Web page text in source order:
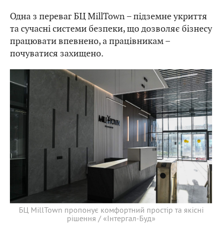
Одна з переваг БЦ MillTown – підземне укриття
та сучасні системи безпеки, що дозволяє бізнесу
працювати впевнено, а працівникам –
почуватися захищено.
БЦ MillTown пропонує комфортний простір та якісні
рішення / «Інтергал-Буд»